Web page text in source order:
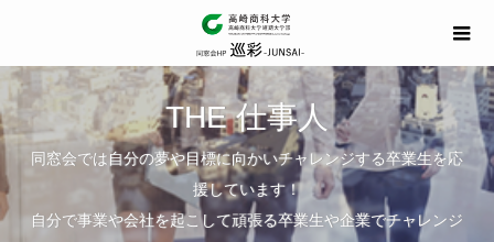
THE 仕事人
同窓会では自分の夢や目標に向かいチャレンジする卒業生を応
援しています！
自分で事業や会社を起こして頑張る卒業生や企業でチャレンジ